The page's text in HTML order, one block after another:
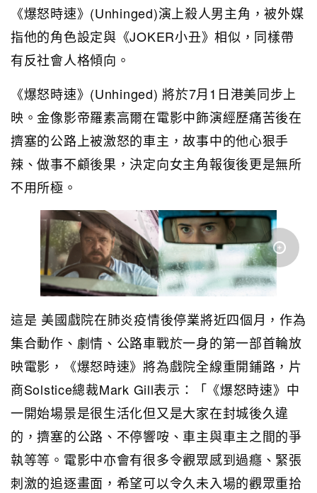
《爆怒時速》(Unhinged)演上殺人男主角，被外媒
指他的角色設定與《JOKER小丑》相似，同樣帶
有反社會人格傾向。
《爆怒時速》(Unhinged) 將於7月1日港美同步上
映。金像影帝羅素高爾在電影中飾演經歷痛苦後在
擠塞的公路上被激怒的車主，故事中的他心狠手
辣、做事不顧後果，決定向女主角報復後更是無所
不用所極。
這是 美國戲院在肺炎疫情後停業將近四個月，作為
集合動作、劇情、公路車戰於一身的第一部首輪放
映電影，《爆怒時速》將為戲院全線重開鋪路，片
商Solstice總裁Mark Gill表示：「《爆怒時速》中
一開始場景是很生活化但又是大家在封城後久違
的，擠塞的公路、不停響咹、車主與車主之間的爭
執等等。電影中亦會有很多令觀眾感到過癮、緊張
刺激的追逐畫面，希望可以令久未入場的觀眾重拾